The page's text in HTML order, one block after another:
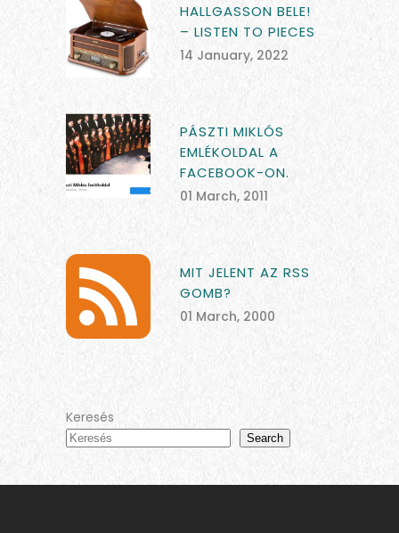
HALLGASSON BELE!
– LISTEN TO PIECES
14 January, 2022
PÁSZTI MIKLÓS
EMLÉKOLDAL A
FACEBOOK-ON.
01 March, 2011
MIT JELENT AZ RSS
GOMB?
01 March, 2000
Keresés
Search